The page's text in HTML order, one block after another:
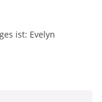
ist: Evelyn